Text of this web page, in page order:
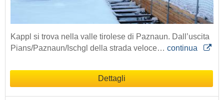
Kappl si trova nella valle tirolese di Paznaun. Dall’uscita
Pians/Paznaun/Ischgl della strada veloce… continua
Dettagli